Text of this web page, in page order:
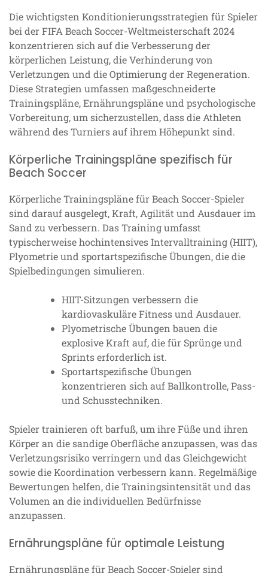
Die wichtigsten Konditionierungsstrategien für Spieler
bei der FIFA Beach Soccer-Weltmeisterschaft 2024
konzentrieren sich auf die Verbesserung der
körperlichen Leistung, die Verhinderung von
Verletzungen und die Optimierung der Regeneration.
Diese Strategien umfassen maßgeschneiderte
Trainingspläne, Ernährungspläne und psychologische
Vorbereitung, um sicherzustellen, dass die Athleten
während des Turniers auf ihrem Höhepunkt sind.
Körperliche Trainingspläne spezifisch für
Beach Soccer
Körperliche Trainingspläne für Beach Soccer-Spieler
sind darauf ausgelegt, Kraft, Agilität und Ausdauer im
Sand zu verbessern. Das Training umfasst
typischerweise hochintensives Intervalltraining (HIIT),
Plyometrie und sportartspezifische Übungen, die die
Spielbedingungen simulieren.
HIIT-Sitzungen verbessern die
kardiovaskuläre Fitness und Ausdauer.
Plyometrische Übungen bauen die
explosive Kraft auf, die für Sprünge und
Sprints erforderlich ist.
Sportartspezifische Übungen
konzentrieren sich auf Ballkontrolle, Pass-
und Schusstechniken.
Spieler trainieren oft barfuß, um ihre Füße und ihren
Körper an die sandige Oberfläche anzupassen, was das
Verletzungsrisiko verringern und das Gleichgewicht
sowie die Koordination verbessern kann. Regelmäßige
Bewertungen helfen, die Trainingsintensität und das
Volumen an die individuellen Bedürfnisse
anzupassen.
Ernährungspläne für optimale Leistung
Ernährungspläne für Beach Soccer-Spieler sind